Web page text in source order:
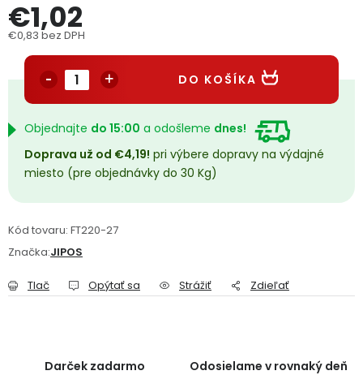
Obchodné podmienky
Podmienky ochrany osobných údajov
Přihlášení Registrace
€1,02
€0,83 bez DPH
DO KOŠÍKA
Objednajte do 15:00 a odošleme dnes!
Doprava už od €4,19! pri výbere dopravy na výdajné
miesto (pre objednávky do 30 Kg)
Kód tovaru: FT220-27
Značka:JIPOS
Tlač Opýtať sa Strážiť Zdieľať
Darček zadarmo Odosielame v rovnaký deň